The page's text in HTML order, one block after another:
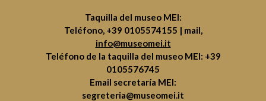
Taquilla del museo MEI:
Teléfono, +39 0105574155 | mail,
info@museomei.it
Teléfono de la taquilla del museo MEI: +39
0105576745
Email secretaría MEI:
segreteria@museomei.it